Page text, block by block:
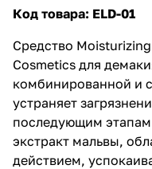
Код товара: ELD-01
Средство
Cosmetics для
комбинированной и
устраняет
последующим
экстракт мальвы,
действием,